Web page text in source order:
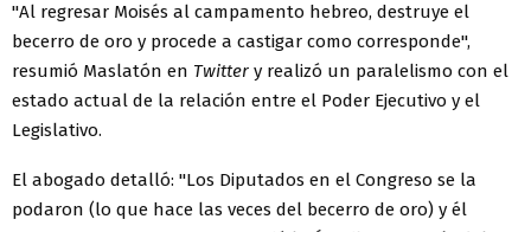
"Al regresar Moisés al campamento hebreo, destruye el
becerro de oro y procede a castigar como corresponde",
resumió Maslatón en Twitter y realizó un paralelismo con el
estado actual de la relación entre el Poder Ejecutivo y el
Legislativo.
El abogado detalló: "Los Diputados en el Congreso se la
podaron (lo que hace las veces del becerro de oro) y él